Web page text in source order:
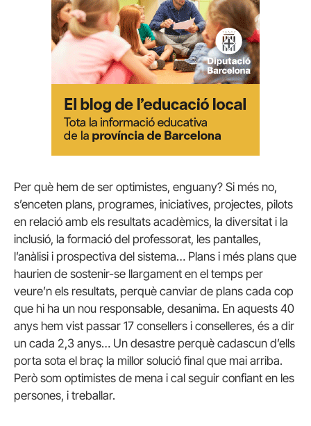
Per què hem de ser optimistes, enguany? Si més no,
s’enceten plans, programes, iniciatives, projectes, pilots
en relació amb els resultats acadèmics, la diversitat i la
inclusió, la formació del professorat, les pantalles,
l’anàlisi i prospectiva del sistema… Plans i més plans que
haurien de sostenir-se llargament en el temps per
veure’n els resultats, perquè canviar de plans cada cop
que hi ha un nou responsable, desanima. En aquests 40
anys hem vist passar 17 consellers i conselleres, és a dir
un cada 2,3 anys… Un desastre perquè cadascun d’ells
porta sota el braç la millor solució final que mai arriba.
Però som optimistes de mena i cal seguir confiant en les
persones, i treballar.